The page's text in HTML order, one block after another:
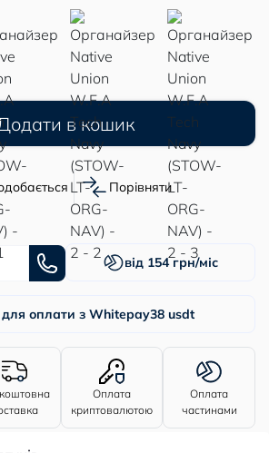
в кошик
Порівняти
від 154 грн/міс
оплати з Whitepay38 usdt
Оплата
криптовалютою
Оплата
частинами